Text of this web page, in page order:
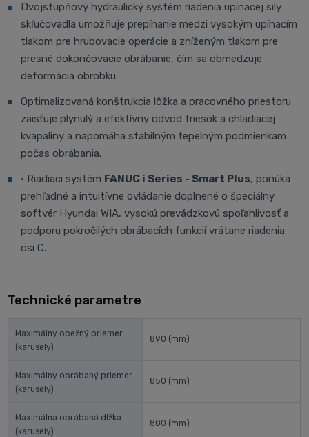
Dvojstupňový hydraulický systém riadenia upínacej sily
skľučovadla umožňuje prepínanie medzi vysokým upínacím
tlakom pre hrubovacie operácie a zníženým tlakom pre
presné dokončovacie obrábanie, čím sa obmedzuje
deformácia obrobku.
Optimalizovaná konštrukcia lôžka a pracovného priestoru
zaisťuje plynulý a efektívny odvod triesok a chladiacej
kvapaliny a napomáha stabilným tepelným podmienkam
počas obrábania.
• Riadiaci systém FANUC i Series - Smart Plus, ponúka
prehľadné a intuitívne ovládanie doplnené o špeciálny
softvér Hyundai WIA, vysokú prevádzkovú spoľahlivosť a
podporu pokročilých obrábacích funkcií vrátane riadenia
osi C.
Technické parametre
Maximálny obežný priemer
(karusely)
890 (mm)
Maximálny obrábaný priemer
(karusely)
850 (mm)
Maximálna obrábaná dĺžka
(karusely)
800 (mm)